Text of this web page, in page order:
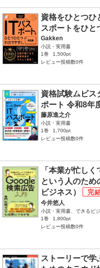
資格をひとつひ
スポートをひと
Gakken
小説・実用書
1巻
1,500pt
レビュー投稿数0件
資格試験ムビス
ポート 令和8年
藤原進之介
小説・実用書
1巻
1,700pt
レビュー投稿数0件
「本業が忙し
という人のた
ビジネス）
今井悠人
小説・実用書、できるビ
1巻
1,800pt
レビュー投稿数0件
ストーリーで学